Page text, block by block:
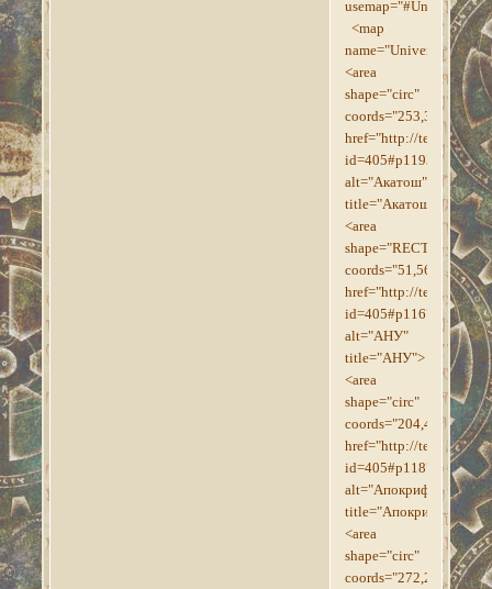
<map
name="Universe640">
<area
shape="circ"
coords="253,320,18"
href="http://
id=405#p1193"
alt="Акатош"
title="Акатош">
<area
shape="RECT"
href="http://
id=405#p1167"
alt="АНУ"
title="АНУ">
<area
shape="circ"
coords="204,445,18"
href="http://
id=405#p1187"
alt="Апокриф"
title="Апокриф">
<area
shape="circ"
coords="272,270,17"